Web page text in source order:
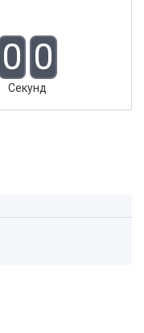
0 0
Секунд